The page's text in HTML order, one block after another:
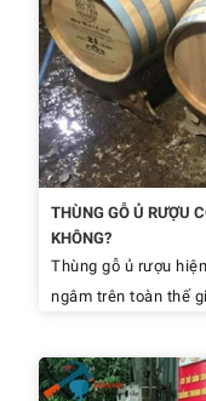
THÙNG GỖ Ủ RƯỢU
KHÔNG?
Thùng gỗ ủ rượu
ngâm trên toàn thế